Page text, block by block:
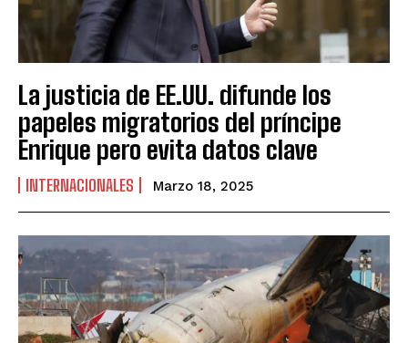
La justicia de EE.UU. difunde los
papeles migratorios del príncipe
Enrique pero evita datos clave
INTERNACIONALES Marzo 18, 2025